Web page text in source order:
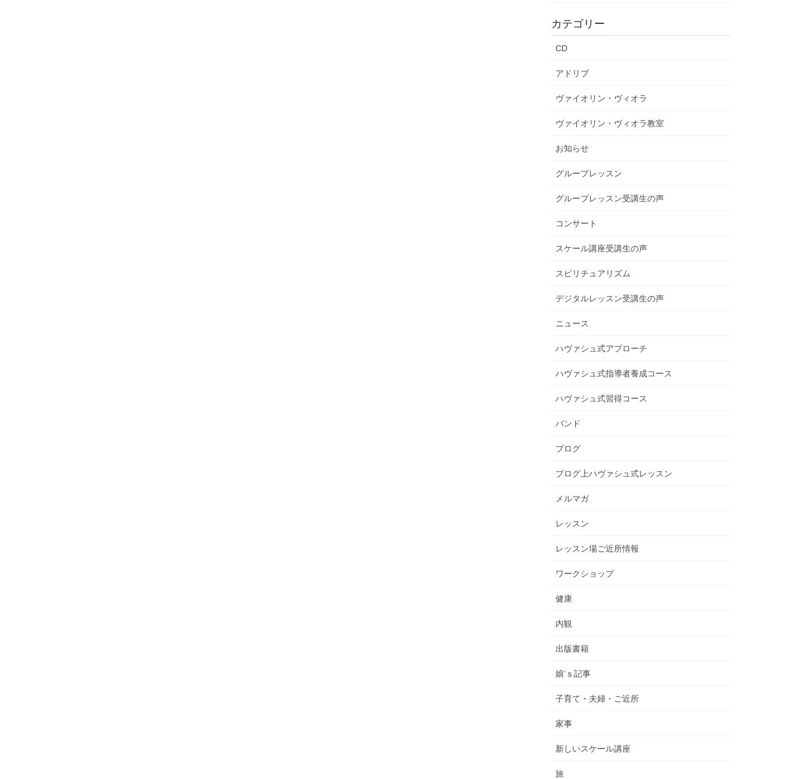
カテゴリー
CD
アドリブ
ヴァイオリン・ヴィオラ
ヴァイオリン・ヴィオラ教室
お知らせ
グループレッスン
グループレッスン受講生の声
コンサート
スケール講座受講生の声
スピリチュアリズム
デジタルレッスン受講生の声
ニュース
ハヴァシュ式アプローチ
ハヴァシュ式指導者養成コース
ハヴァシュ式習得コース
バンド
ブログ
ブログ上ハヴァシュ式レッスン
メルマガ
レッスン
レッスン場ご近所情報
ワークショップ
健康
内観
出版書籍
娘’ｓ記事
子育て・夫婦・ご近所
家事
新しいスケール講座
旅